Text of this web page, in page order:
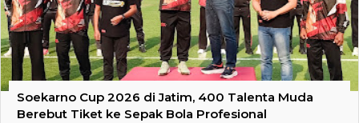
Soekarno Cup 2026 di Jatim, 400 Talenta Muda
Berebut Tiket ke Sepak Bola Profesional